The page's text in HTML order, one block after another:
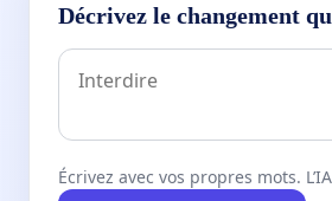
Décrivez le changement
Écrivez avec vos propres mots.